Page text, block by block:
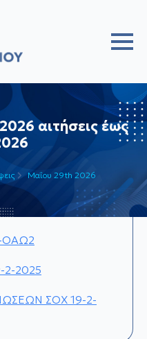
αιτήσεις έως
Μαΐου 29th 2026
ΟΑΩ2
2-2025
ΣΟΧ 19-2-